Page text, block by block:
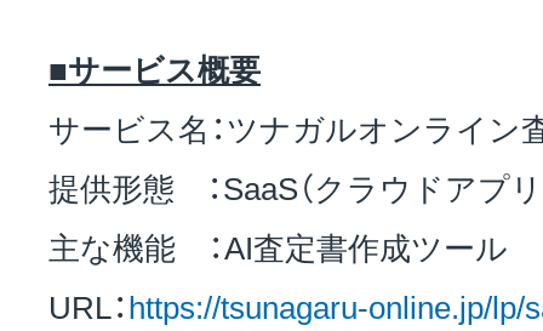
■サービス概要
サービス名：ツナガルオンライン
提供形態 ：SaaS（クラウドアプリ
主な機能 ：AI査定書作成ツール
URL：https://tsunagaru-online.jp/lp/